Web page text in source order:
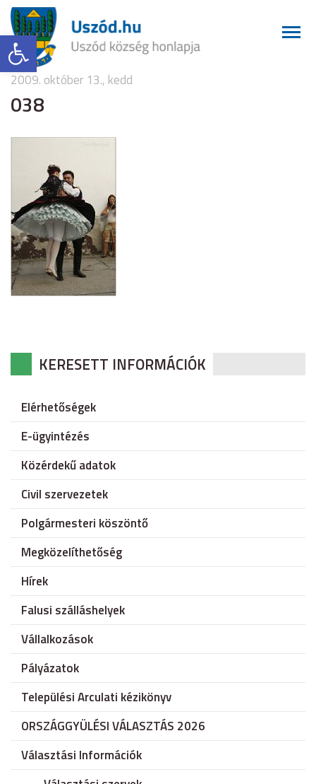
Eszköztár megnyitása
2009. október 13., kedd
038
KERESETT INFORMÁCIÓK
Elérhetőségek
E-ügyintézés
Közérdekű adatok
Civil szervezetek
Polgármesteri köszöntő
Megközelíthetőség
Hírek
Falusi szálláshelyek
Vállalkozások
Pályázatok
Települési Arculati kézikönyv
ORSZÁGGYÜLÉSI VÁLASZTÁS 2026
Választási Információk